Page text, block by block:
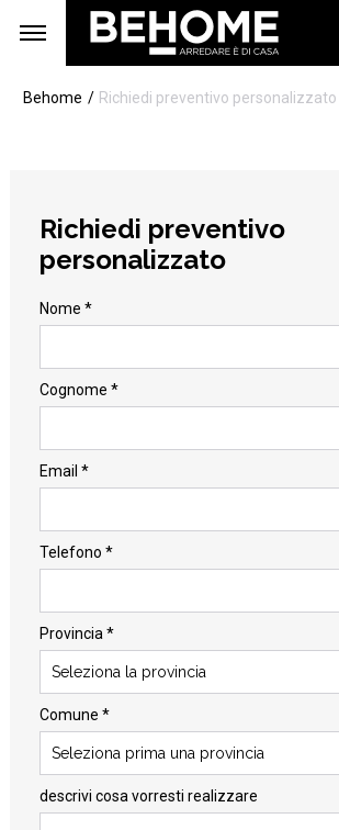
Behome Richiedi preventivo personalizzato
Richiedi preventivo
personalizzato
Nome *
Cognome *
Email *
Telefono *
Provincia *
Seleziona la provincia
Comune *
Seleziona prima una provincia
descrivi cosa vorresti realizzare